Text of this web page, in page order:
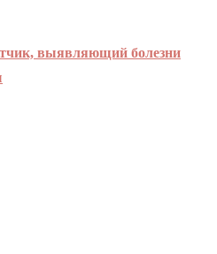
выявляющий болезни